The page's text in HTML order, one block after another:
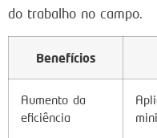
do trabalho no campo.
Benefícios
Aumento da
eficiência